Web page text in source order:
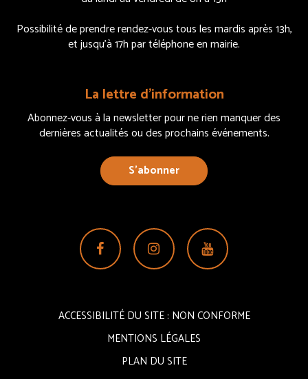
Possibilité de prendre rendez-vous tous les mardis après 13h,
et jusqu’à 17h par téléphone en mairie.
La lettre d’information
Abonnez-vous à la newsletter pour ne rien manquer des
dernières actualités ou des prochains événements.
S’abonner
Lien
vers
compte
Facebook
Lien
vers
compte
Instagram
Lien
vers
chaîne
ACCESSIBILITÉ DU SITE : NON CONFORME
MENTIONS LÉGALES
PLAN DU SITE